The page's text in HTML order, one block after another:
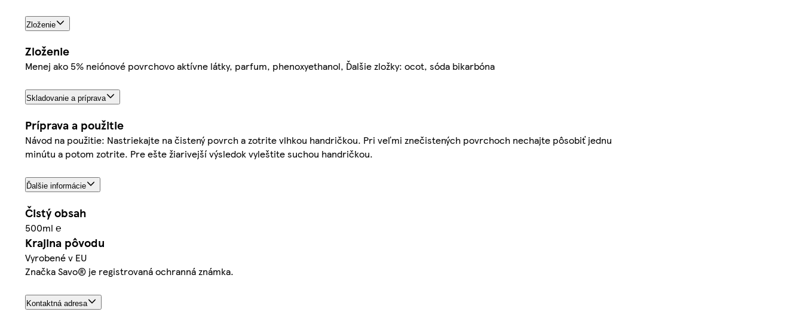
Zloženie
Zloženie
Menej ako 5% neiónové povrchovo aktívne látky, parfum, phenoxyethanol, Ďalšie zložky: ocot, sóda bikarbóna
Skladovanie a príprava
Príprava a použitie
Návod na použitie: Nastriekajte na čistený povrch a zotrite vlhkou handričkou. Pri veľmi znečistených povrchoch nechajte pôsobiť jednu
minútu a potom zotrite. Pre ešte žiarivejší výsledok vyleštite suchou handričkou.
Ďalšie informácie
Čistý obsah
500ml ℮
Krajina pôvodu
Vyrobené v EU
Značka Savo® je registrovaná ochranná známka.
Kontaktná adresa